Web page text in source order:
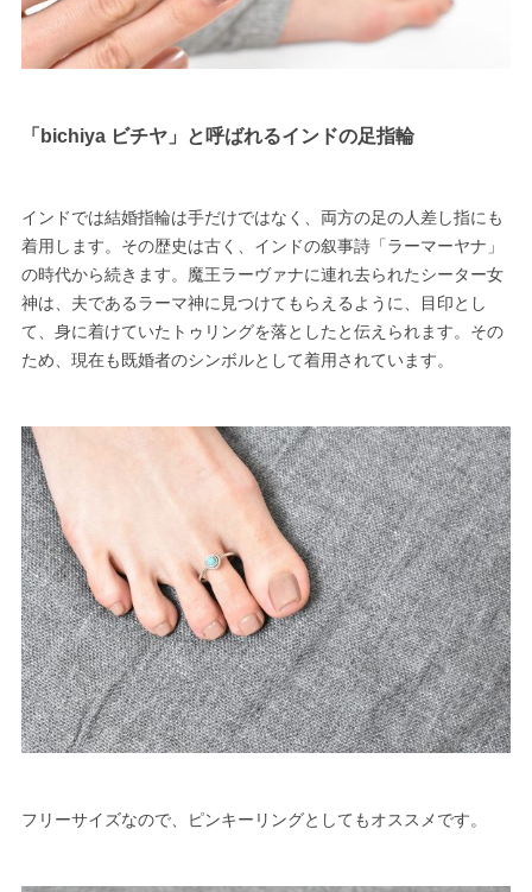
「bichiya ビチヤ」と呼ばれるインドの足指輪
インドでは結婚指輪は手だけではなく、両方の足の人差し指にも
着用します。その歴史は古く、インドの叙事詩「ラーマーヤナ」
の時代から続きます。魔王ラーヴァナに連れ去られたシーター女
神は、夫であるラーマ神に見つけてもらえるように、目印とし
て、身に着けていたトゥリングを落としたと伝えられます。その
ため、現在も既婚者のシンボルとして着用されています。
フリーサイズなので、ピンキーリングとしてもオススメです。